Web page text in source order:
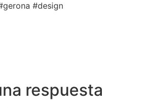
#design
respuesta